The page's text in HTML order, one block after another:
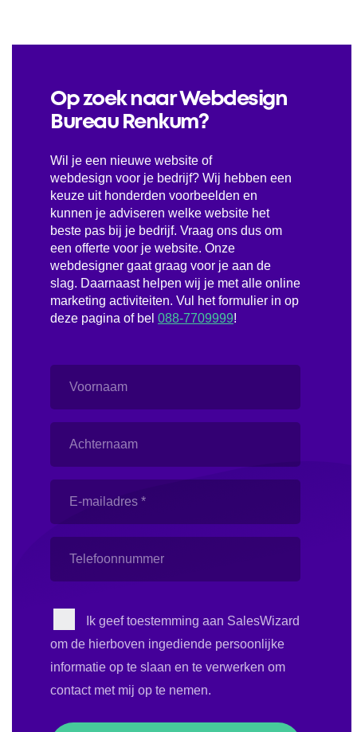
Op zoek naar Webdesign
Bureau Renkum?
Wil je een nieuwe website of
webdesign voor je bedrijf? Wij hebben een
keuze uit honderden voorbeelden en
kunnen je adviseren welke website het
beste pas bij je bedrijf. Vraag ons dus om
een offerte voor je website. Onze
webdesigner gaat graag voor je aan de
slag. Daarnaast helpen wij je met alle online
marketing activiteiten. Vul het formulier in op
deze pagina of bel 088-7709999!
mailadres
(Vereist)
InstemmingIk geef toestemming aan SalesWizard
om de hierboven ingediende persoonlijke
informatie op te slaan en te verwerken om
contact met mij op te nemen.